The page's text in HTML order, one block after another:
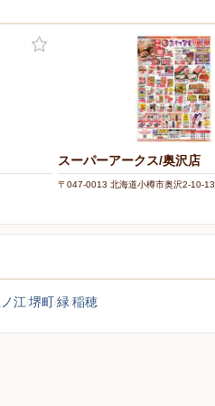
スーパーアークス/奥沢店
〒047-0013 北海道小樽市奥沢2-10-13
江 堺町緑 稲穂